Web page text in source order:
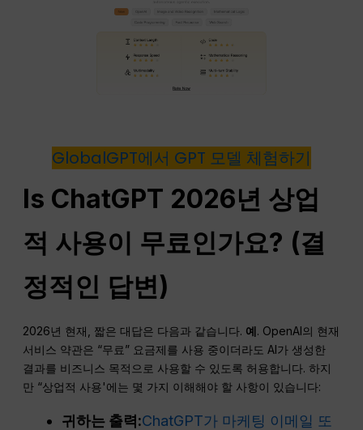
GlobalGPT에서 GPT 모델 체험하기
Is ChatGPT 2026년 상업
적 사용이 무료인가요? (결
정적인 답변)
2026년 현재, 짧은 대답은 다음과 같습니다. 예. OpenAI의 현재
서비스 약관은 “무료” 요금제를 사용 중이더라도 AI가 생성한
결과를 비즈니스 목적으로 사용할 수 있도록 허용합니다. 하지
만 “상업적 사용'에는 몇 가지 이해해야 할 사항이 있습니다:
귀하는 출력:ChatGPT가 마케팅 이메일 또